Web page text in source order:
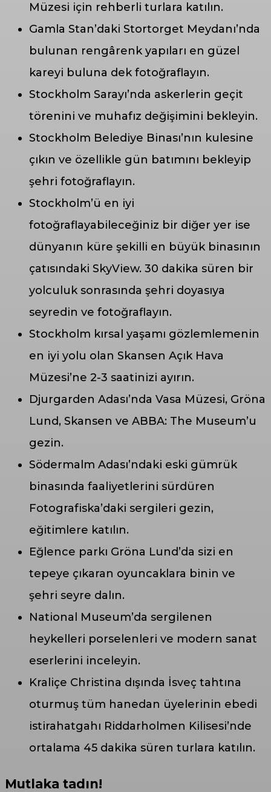
Müzesi için rehberli turlara katılın.
Gamla Stan’daki Stortorget Meydanı’nda
bulunan rengârenk yapıları en güzel
kareyi buluna dek fotoğraflayın.
Stockholm Sarayı’nda askerlerin geçit
törenini ve muhafız değişimini bekleyin.
Stockholm Belediye Binası’nın kulesine
çıkın ve özellikle gün batımını bekleyip
şehri fotoğraflayın.
Stockholm’ü en iyi
fotoğraflayabileceğiniz bir diğer yer ise
dünyanın küre şekilli en büyük binasının
çatısındaki SkyView. 30 dakika süren bir
yolculuk sonrasında şehri doyasıya
seyredin ve fotoğraflayın.
Stockholm kırsal yaşamı gözlemlemenin
en iyi yolu olan Skansen Açık Hava
Müzesi’ne 2-3 saatinizi ayırın.
Djurgarden Adası’nda Vasa Müzesi, Gröna
Lund, Skansen ve ABBA: The Museum’u
gezin.
Södermalm Adası’ndaki eski gümrük
binasında faaliyetlerini sürdüren
Fotografiska’daki sergileri gezin,
eğitimlere katılın.
Eğlence parkı Gröna Lund’da sizi en
tepeye çıkaran oyuncaklara binin ve
şehri seyre dalın.
National Museum’da sergilenen
heykelleri porselenleri ve modern sanat
eserlerini inceleyin.
Kraliçe Christina dışında İsveç tahtına
oturmuş tüm hanedan üyelerinin ebedi
istirahatgahı Riddarholmen Kilisesi’nde
ortalama 45 dakika süren turlara katılın.
Mutlaka tadın!